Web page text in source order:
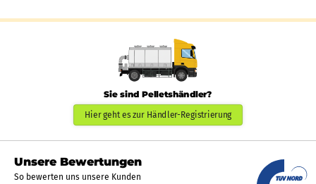
Sie sind Pelletshändler?
Hier geht es zur Händler-Registrierung
Unsere Bewertungen
So bewerten uns unsere Kunden